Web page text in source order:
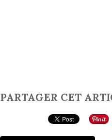
PARTAGER CET